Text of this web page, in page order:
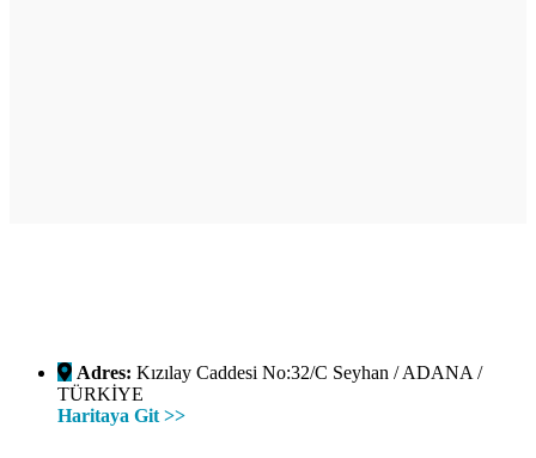
Adres: Kızılay Caddesi No:32/C Seyhan / ADANA /
TÜRKİYE
Haritaya Git >>